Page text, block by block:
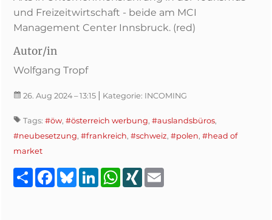
und Freizeitwirtschaft - beide am MCI
Management Center Innsbruck. (red)
Autor/in
Wolfgang Tropf
26. Aug 2024– 13:15 | Kategorie: INCOMING
Tags: #öw, #österreich werbung, #auslandsbüros,
#neubesetzung, #frankreich, #schweiz, #polen, #head of
market
TeilenFacebook
BlueskyLinkedInWhatsApp
XING